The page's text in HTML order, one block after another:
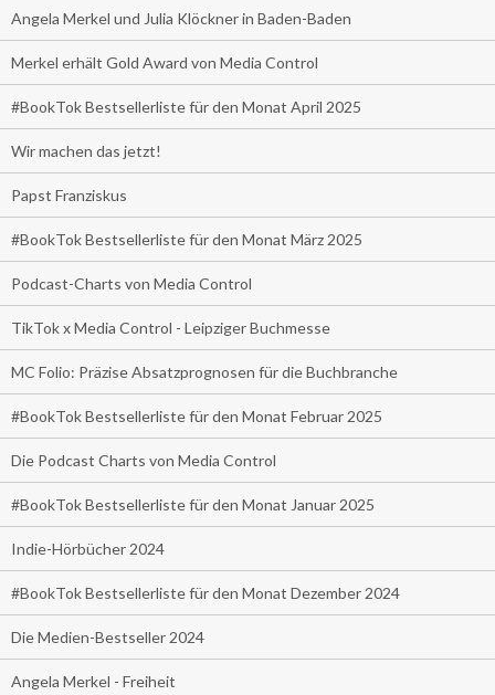
Angela Merkel und Julia Klöckner in Baden-Baden
Merkel erhält Gold Award von Media Control
#BookTok Bestsellerliste für den Monat April 2025
Wir machen das jetzt!
Papst Franziskus
#BookTok Bestsellerliste für den Monat März 2025
Podcast-Charts von Media Control
TikTok x Media Control - Leipziger Buchmesse
MC Folio: Präzise Absatzprognosen für die Buchbranche
#BookTok Bestsellerliste für den Monat Februar 2025
Die Podcast Charts von Media Control
#BookTok Bestsellerliste für den Monat Januar 2025
Indie-Hörbücher 2024
#BookTok Bestsellerliste für den Monat Dezember 2024
Die Medien-Bestseller 2024
Angela Merkel - Freiheit